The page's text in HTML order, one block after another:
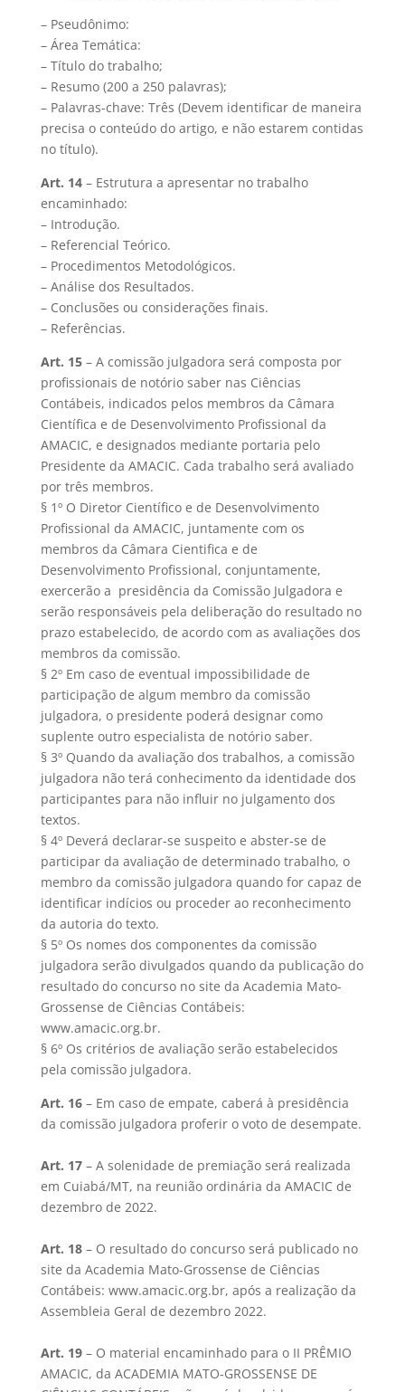
– Pseudônimo:
– Área Temática:
– Título do trabalho;
– Resumo (200 a 250 palavras);
– Palavras-chave: Três (Devem identificar de maneira
precisa o conteúdo do artigo, e não estarem contidas
no título).
Art. 14– Estrutura a apresentar no trabalho
encaminhado:
– Introdução.
– Referencial Teórico.
– Procedimentos Metodológicos.
– Análise dos Resultados.
– Conclusões ou considerações finais.
– Referências.
Art. 15– A comissão julgadora será composta por
profissionais de notório saber nas Ciências
Contábeis, indicados pelos membros da Câmara
Científica e de Desenvolvimento Profissional da
AMACIC, e designados mediante portaria pelo
Presidente da AMACIC. Cada trabalho será avaliado
por três membros.
§ 1º O Diretor Científico e de Desenvolvimento
Profissional da AMACIC, juntamente com os
membros da Câmara Cientifica e de
Desenvolvimento Profissional, conjuntamente,
exercerão a presidência da Comissão Julgadora e
serão responsáveis pela deliberação do resultado no
prazo estabelecido, de acordo com as avaliações dos
membros da comissão.
§ 2º Em caso de eventual impossibilidade de
participação de algum membro da comissão
julgadora, o presidente poderá designar como
suplente outro especialista de notório saber.
§ 3º Quando da avaliação dos trabalhos, a comissão
julgadora não terá conhecimento da identidade dos
participantes para não influir no julgamento dos
textos.
§ 4º Deverá declarar-se suspeito e abster-se de
participar da avaliação de determinado trabalho, o
membro da comissão julgadora quando for capaz de
identificar indícios ou proceder ao reconhecimento
da autoria do texto.
§ 5º Os nomes dos componentes da comissão
julgadora serão divulgados quando da publicação do
resultado do concurso no site da Academia Mato-
Grossense de Ciências Contábeis:
www.amacic.org.br.
§ 6º Os critérios de avaliação serão estabelecidos
pela comissão julgadora.
Art. 16– Em caso de empate, caberá à presidência
da comissão julgadora proferir o voto de desempate.
Art. 17– A solenidade de premiação será realizada
em Cuiabá/MT, na reunião ordinária da AMACIC de
dezembro de 2022.
Art. 18– O resultado do concurso será publicado no
site da Academia Mato-Grossense de Ciências
Contábeis: www.amacic.org.br, após a realização da
Assembleia Geral de dezembro 2022.
Art. 19– O material encaminhado para o II PRÊMIO
AMACIC, da ACADEMIA MATO-GROSSENSE DE